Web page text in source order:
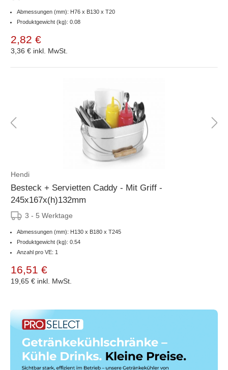
Abmessungen (mm): H76 x B130 x T20
Produktgewicht (kg): 0.08
2,82 €
3,36 € inkl. MwSt.
Hendi
Besteck + Servietten Caddy - Mit Griff -
245x167x(h)132mm
3 - 5 Werktage
Abmessungen (mm): H130 x B180 x T245
Produktgewicht (kg): 0.54
Anzahl pro VE: 1
16,51 €
19,65 € inkl. MwSt.